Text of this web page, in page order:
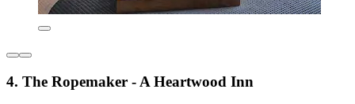
4. The Ropemaker - A Heartwood Inn